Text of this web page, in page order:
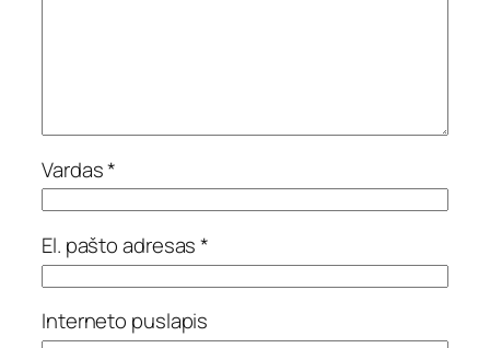
Vardas*
El. pašto adresas*
Interneto puslapis